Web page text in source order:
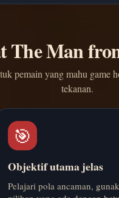
The Man
pemain yang mahu game
tekanan.
🎯
Objektif utama jelas
Pelajari pola ancaman,